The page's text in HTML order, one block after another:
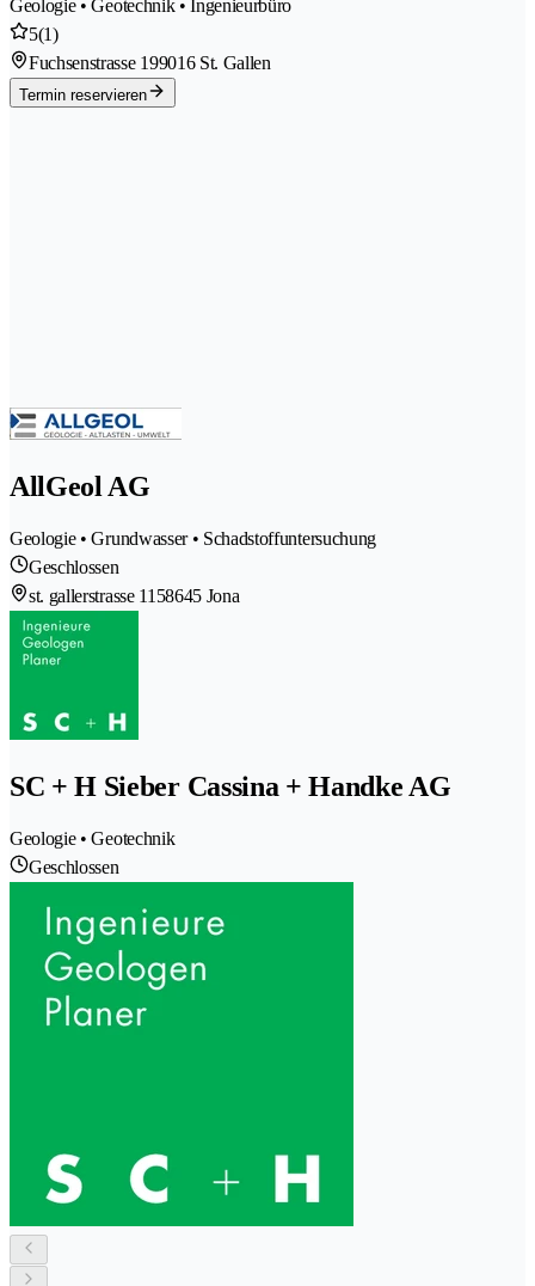
Geologie • Geotechnik • Ingenieurbüro
5(1)
Fuchsenstrasse 199016 St. Gallen
Termin reservieren
AllGeol AG
Geologie • Grundwasser • Schadstoffuntersuchung
Geschlossen
st. gallerstrasse 1158645 Jona
SC + H Sieber Cassina + Handke AG
Geologie • Geotechnik
Geschlossen